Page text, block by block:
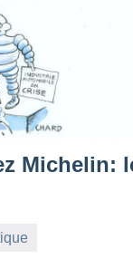
Michelin: